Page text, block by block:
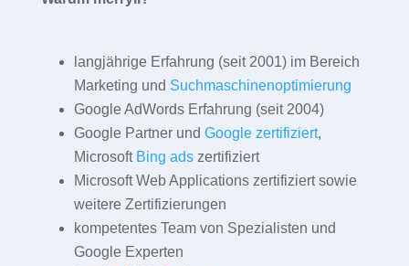
langjährige Erfahrung (seit 2001) im Bereich
Marketing und Suchmaschinenoptimierung
Google AdWords Erfahrung (seit 2004)
Google Partner und Google zertifiziert,
Microsoft Bing adszertifiziert
Microsoft Web Applications zertifiziert sowie
weitere Zertifizierungen
kompetentes Team von Spezialisten und
Google Experten